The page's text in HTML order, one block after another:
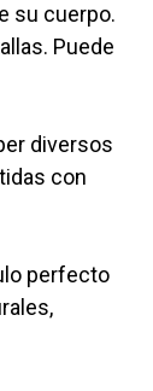
su cuerpo.
Puede
diversos
con
perfecto